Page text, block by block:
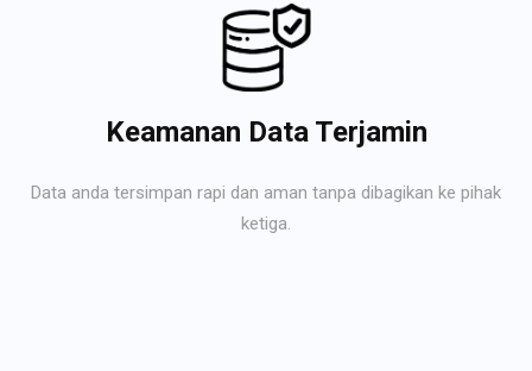
Keamanan Data Terjamin
Data anda tersimpan rapi dan aman tanpa dibagikan ke pihak
ketiga.